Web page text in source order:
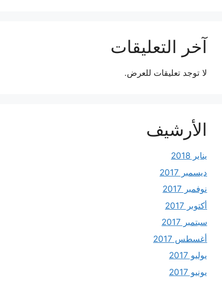
آخر التعليقات
لا توجد تعليقات للعرض.
الأرشيف
يناير 2018
ديسمبر 2017
نوفمبر 2017
أكتوبر 2017
سبتمبر 2017
أغسطس 2017
يوليو 2017
يونيو 2017